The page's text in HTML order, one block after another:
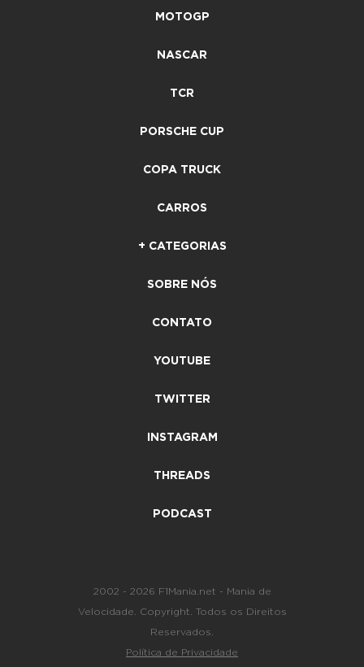
MOTOGP
NASCAR
TCR
PORSCHE CUP
COPA TRUCK
CARROS
+ CATEGORIAS
SOBRE NÓS
CONTATO
YOUTUBE
TWITTER
INSTAGRAM
THREADS
PODCAST
2002 - 2026 F1Mania.net - Mania de
Velocidade. Copyright. Todos os Direitos
Reservados.
Política de Privacidade